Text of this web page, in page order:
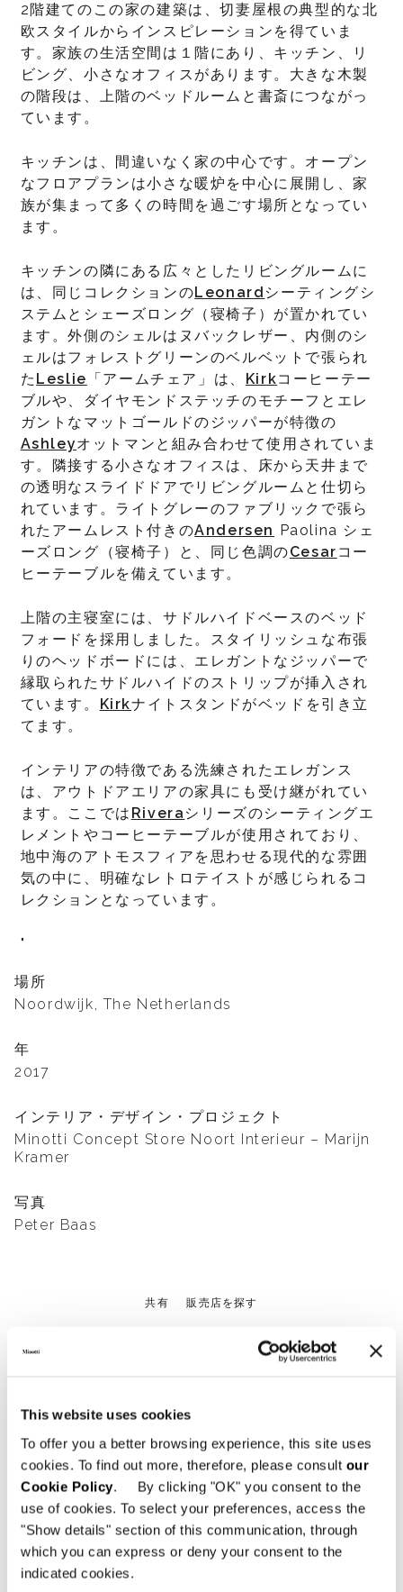
This website uses cookies
To offer you a better browsing experience, this site uses
cookies. To find out more, therefore, please consult our
Cookie Policy. By clicking "OK" you consent to the
use of cookies. To select your preferences, access the
"Show details" section of this communication, through
which you can express or deny your consent to the
indicated cookies.
2階建てのこの家の建築は、切妻屋根の典型的な北
欧スタイルからインスピレーションを得ていま
す。家族の生活空間は１階にあり、キッチン、リ
ビング、小さなオフィスがあります。大きな木製
の階段は、上階のベッドルームと書斎につながっ
ています。
キッチンは、間違いなく家の中心です。オープン
なフロアプランは小さな暖炉を中心に展開し、家
族が集まって多くの時間を過ごす場所となってい
ます。
キッチンの隣にある広々としたリビングルームに
は、同じコレクションのLeonard シーティングシ
ステムとシェーズロング（寝椅子）が置かれてい
ます。外側のシェルはヌバックレザー、内側のシ
ェルはフォレストグリーンのベルベットで張られ
た Leslie 「アームチェア」は、 Kirkコーヒーテー
ブルや、ダイヤモンドステッチのモチーフとエレ
ガントなマットゴールドのジッパーが特徴の
Ashleyオットマンと組み合わせて使用されていま
す。隣接する小さなオフィスは、床から天井まで
の透明なスライドドアでリビングルームと仕切ら
れています。ライトグレーのファブリックで張ら
れたアームレスト付きのAndersen Paolina シェ
ーズロング（寝椅子）と、同じ色調のCesar コー
ヒーテーブルを備えています。
上階の主寝室には、サドルハイドベースのベッド
フォードを採用しました。スタイリッシュな布張
りのヘッドボードには、エレガントなジッパーで
縁取られたサドルハイドのストリップが挿入され
ています。 Kirkナイトスタンドがベッドを引き立
てます。
インテリアの特徴である洗練されたエレガンス
は、アウトドアエリアの家具にも受け継がれてい
ます。ここでは Rivera シリーズのシーティングエ
レメントやコーヒーテーブルが使用されており、
地中海のアトモスフィアを思わせる現代的な雰囲
気の中に、明確なレトロテイストが感じられるコ
レクションとなっています。
"
場所
Noordwijk, The Netherlands
年
2017
インテリア・デザイン・プロジェクト
Minotti Concept Store Noort Interieur – Marijn
Kramer
写真
Peter Baas
共有 販売店を探す
住宅プロジェクトをもっと見
る